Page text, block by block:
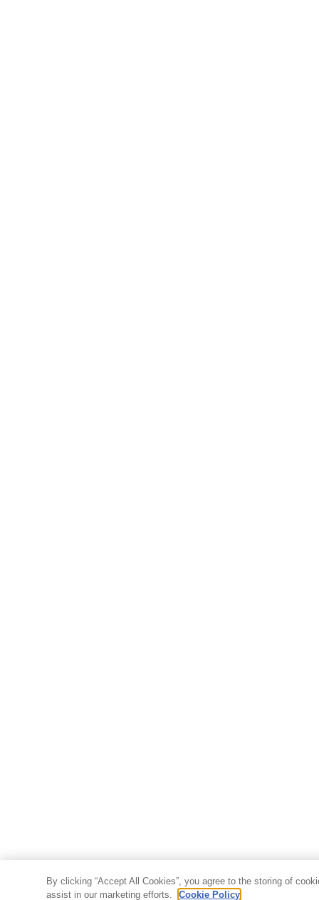
By clicking “Accept All Cookies”, you agree to the storing of
assist in our marketing efforts.
Cookie Policy